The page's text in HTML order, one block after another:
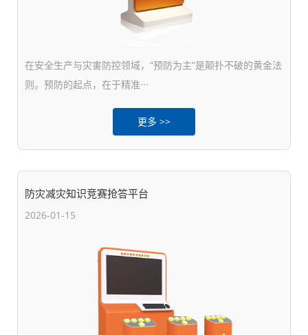
在安全生产与灾害防控领域，“预防为主”是颠扑不破的黄金法
则。预防的起点，在于精准···
更多 >>
防灾减灾知识竞赛抢答平台
2026-01-15